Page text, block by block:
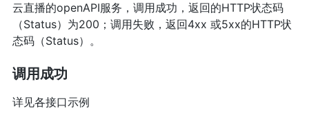
云直播的openAPI服务，调用成功，返回的HTTP状态码
（Status）为200；调用失败，返回4xx 或5xx的HTTP状
态码（Status）。
调用成功
详见各接口示例